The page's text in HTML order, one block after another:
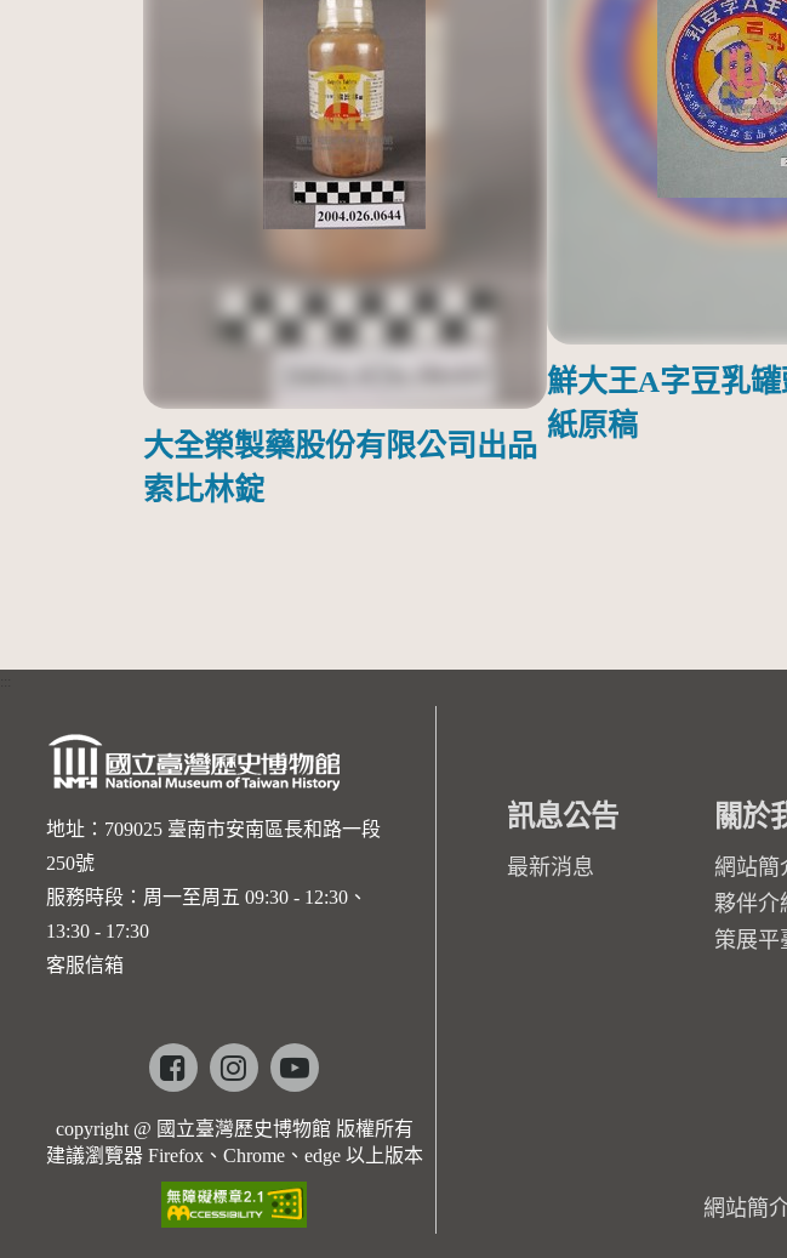
大全榮製藥股份有限公司出品
索比林錠
鮮大王A字豆乳
紙原稿
地址：709025 臺南市安南區長和路一段
250號
服務時段：周一至周五 09:30 - 12:30、
13:30 - 17:30
客服信箱
Facebookinstagramyoutube
copyright @ 國立臺灣歷史博物館 版權所有
建議瀏覽器 Firefox、Chrome、edge 以上版本
訊息公告
最新消息
關於
網站簡
夥伴介
策展平
網站簡